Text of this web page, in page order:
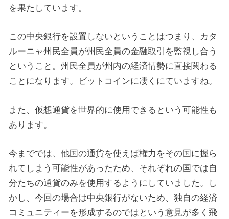
を果たしています。
この中央銀行を設置しないということはつまり、カタ
ルーニャ州民全員が州民全員の金融取引を監視し合う
ということ。州民全員が州内の経済情勢に直接関わる
ことになります。ビットコインに凄くにていますね。
また、仮想通貨を世界的に使用できるという可能性も
あります。
今まででは、他国の通貨を使えば権力をその国に握ら
れてしまう可能性があったため、それぞれの国では自
分たちの通貨のみを使用するようにしていました。し
かし、今回の場合は中央銀行がないため、独自の経済
コミュニティーを形成するのではという意見が多く飛